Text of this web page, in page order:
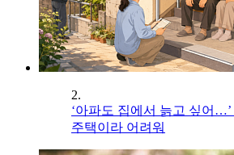
2.
‘아파도 집에서 늙고 싶어
주택이라 어려워